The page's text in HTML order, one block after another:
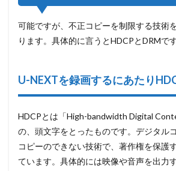
可能ですが、不正コピーを制限する技術
ります。具体的に言うとHDCPとDRMです
U-NEXTを録画するにあたり
HDCPとは「High-bandwidth Digital
の、頭文字をとったものです。デジタル
コピーのできない技術で、著作権を保護
ています。具体的には映像や音声を出力